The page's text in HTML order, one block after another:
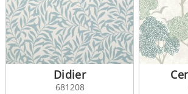
Didier
681208